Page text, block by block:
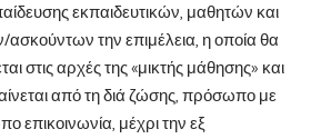
εκπαιδευτικών, μαθητών και
την επιμέλεια, η οποία θα
στις αρχές της «μικτής μάθησης» και
από τη διά ζώσης, πρόσωπο με
επικοινωνία, μέχρι την εξ